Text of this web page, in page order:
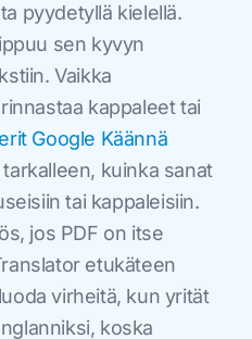
pyydetyllä kielellä.
sen kyvyn
Vaikka
kappaleet tai
Google Käännä
kuinka sanat
tai kappaleisiin.
jos PDF on itse
etukäteen
virheitä, kun yrität
koska